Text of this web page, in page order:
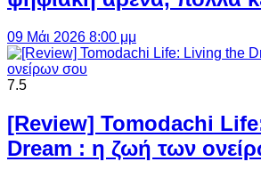
09 Μάι 2026 8:00 μμ
7.5
[Review] Tomodachi
Dream : η ζωή των